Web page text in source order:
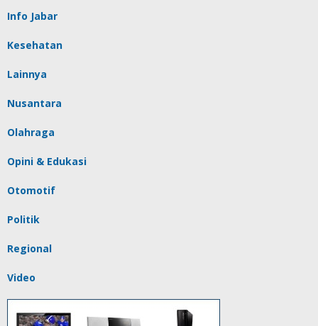
Info Jabar
Kesehatan
Lainnya
Nusantara
Olahraga
Opini & Edukasi
Otomotif
Politik
Regional
Video